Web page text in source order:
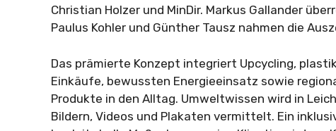
Christian Holzer und MinDir. Markus Gallander
Paulus Kohler und Günther Tausz nahmen die
Das prämierte Konzept integriert Upcycling,
Einkäufe, bewussten Energieeinsatz sowie
Produkte in den Alltag. Umweltwissen wird in
Bildern, Videos und Plakaten vermittelt. Ein